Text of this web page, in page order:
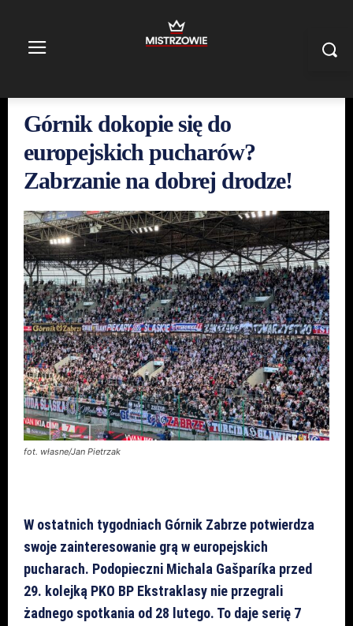
Górnik dokopie się do
europejskich pucharów?
Zabrzanie na dobrej drodze!
fot. własne/Jan Pietrzak
W ostatnich tygodniach Górnik Zabrze potwierdza
swoje zainteresowanie grą w europejskich
pucharach. Podopieczni Michala Gašparíka przed
29. kolejką PKO BP Ekstraklasy nie przegrali
żadnego spotkania od 28 lutego. To daje serię 7